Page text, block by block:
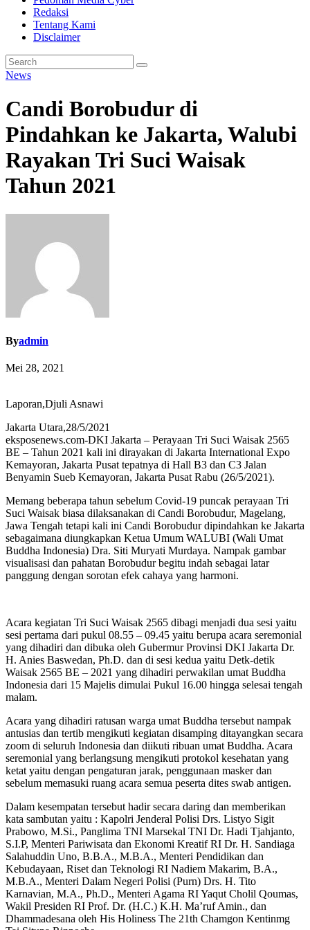
Redaksi
Tentang Kami
Disclaimer
News
Candi Borobudur di
Pindahkan ke Jakarta, Walubi
Rayakan Tri Suci Waisak
Tahun 2021
Byadmin
Mei 28, 2021
Laporan,Djuli Asnawi
Jakarta Utara,28/5/2021
eksposenews.com-DKI Jakarta – Perayaan Tri Suci Waisak 2565
BE – Tahun 2021 kali ini dirayakan di Jakarta International Expo
Kemayoran, Jakarta Pusat tepatnya di Hall B3 dan C3 Jalan
Benyamin Sueb Kemayoran, Jakarta Pusat Rabu (26/5/2021).
Memang beberapa tahun sebelum Covid-19 puncak perayaan Tri
Suci Waisak biasa dilaksanakan di Candi Borobudur, Magelang,
Jawa Tengah tetapi kali ini Candi Borobudur dipindahkan ke Jakarta
sebagaimana diungkapkan Ketua Umum WALUBI (Wali Umat
Buddha Indonesia) Dra. Siti Muryati Murdaya. Nampak gambar
visualisasi dan pahatan Borobudur begitu indah sebagai latar
panggung dengan sorotan efek cahaya yang harmoni.
Acara kegiatan Tri Suci Waisak 2565 dibagi menjadi dua sesi yaitu
sesi pertama dari pukul 08.55 – 09.45 yaitu berupa acara seremonial
yang dihadiri dan dibuka oleh Gubermur Provinsi DKI Jakarta Dr.
H. Anies Baswedan, Ph.D. dan di sesi kedua yaitu Detk-detik
Waisak 2565 BE – 2021 yang dihadiri perwakilan umat Buddha
Indonesia dari 15 Majelis dimulai Pukul 16.00 hingga selesai tengah
malam.
Acara yang dihadiri ratusan warga umat Buddha tersebut nampak
antusias dan tertib mengikuti kegiatan disamping ditayangkan secara
zoom di seluruh Indonesia dan diikuti ribuan umat Buddha. Acara
seremonial yang berlangsung mengikuti protokol kesehatan yang
ketat yaitu dengan pengaturan jarak, penggunaan masker dan
sebelum memasuki ruang acara semua peserta dites swab antigen.
Dalam kesempatan tersebut hadir secara daring dan memberikan
kata sambutan yaitu : Kapolri Jenderal Polisi Drs. Listyo Sigit
Prabowo, M.Si., Panglima TNI Marsekal TNI Dr. Hadi Tjahjanto,
S.I.P, Menteri Pariwisata dan Ekonomi Kreatif RI Dr. H. Sandiaga
Salahuddin Uno, B.B.A., M.B.A., Menteri Pendidikan dan
Kebudayaan, Riset dan Teknologi RI Nadiem Makarim, B.A.,
M.B.A., Menteri Dalam Negeri Polisi (Purn) Drs. H. Tito
Karnavian, M.A., Ph.D., Menteri Agama RI Yaqut Cholil Qoumas,
Wakil Presiden RI Prof. Dr. (H.C.) K.H. Ma’ruf Amin., dan
Dhammadesana oleh His Holiness The 21th Chamgon Kentinmg